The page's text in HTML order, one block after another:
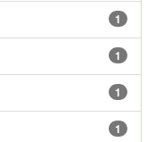
1
1
1
1